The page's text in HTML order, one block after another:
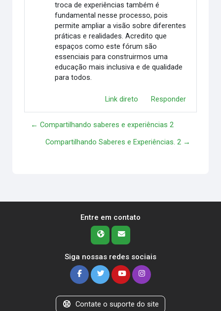
troca de experiências também é
fundamental nesse processo, pois
permite ampliar a visão sobre diferentes
práticas e realidades. Acredito que
espaços como este fórum são
essenciais para construirmos uma
educação mais inclusiva e de qualidade
para todos.
Link direto Responder
← Compartilhando saberes e experiências 2
Compartilhando Saberes e Experiências. 2 →
Entre em contato
Siga nossas redes sociais
Contate o suporte do site